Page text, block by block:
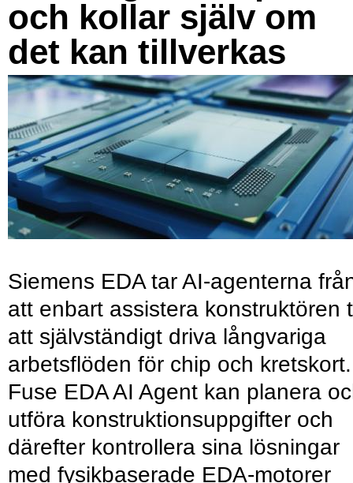
och kollar själv om
det kan tillverkas
Siemens EDA tar AI-agenterna
att enbart assistera konstruktören
att självständigt driva långvariga
arbetsflöden för chip och kretskort.
Fuse EDA AI Agent kan planera
utföra konstruktionsuppgifter och
därefter kontrollera sina lösningar
med fysikbaserade EDA-motorer